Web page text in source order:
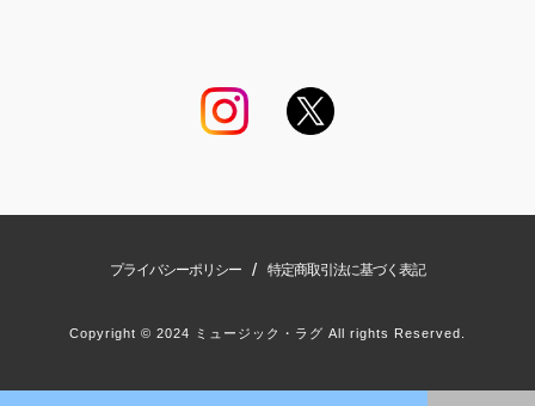
プライバシーポリシー / 特定商取引法に基づく表記
Copyright © 2024 ミュージック・ラグ All rights Reserved.